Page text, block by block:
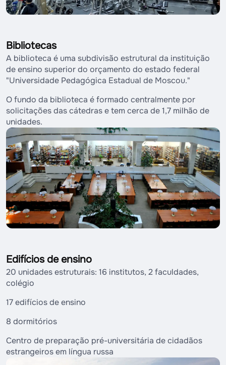
Bibliotecas
A biblioteca é uma subdivisão estrutural da instituição
de ensino superior do orçamento do estado federal
"Universidade Pedagógica Estadual de Moscou."
O fundo da biblioteca é formado centralmente por
solicitações das cátedras e tem cerca de 1,7 milhão de
unidades.
Edifícios de ensino
20 unidades estruturais: 16 institutos, 2 faculdades,
colégio
17 edifícios de ensino
8 dormitórios
Centro de preparação pré-universitária de cidadãos
estrangeiros em língua russa